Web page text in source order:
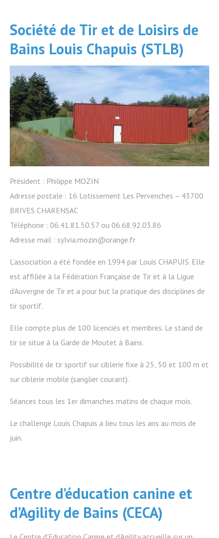
Société de Tir et de Loisirs de
Bains Louis Chapuis (STLB)
Président : Philippe MOZIN
Adresse postale : 16 Lotissement Les Pervenches – 43700
BRIVES CHARENSAC
Téléphone : 06.41.81.50.57 ou 06.68.92.03.86
Adresse mail : sylvia.mozin@orange.fr
L’association a été fondée en 1994 par Louis CHAPUIS. Elle
est affiliée à la Fédération Française de Tir et à la Ligue
d’Auvergne de Tir et a pour but la pratique des disciplines de
tir sportif.
Elle compte plus de 100 licenciés et membres. Le stand de
tir se situe à la Garde de Moutet à Bains.
Possibilité de tir sportif sur ciblerie fixe à 25, 50 et 100 m et
sur ciblerie mobile (sanglier courant).
Séances tous les 1er dimanches matins de chaque mois.
Le challenge Louis Chapuis a lieu tous les ans au mois de
juin.
Centre d’éducation canine et
d’Agility de Bains (CECA)